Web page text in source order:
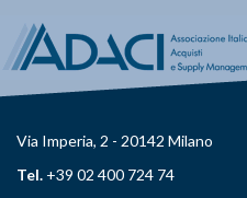
Via Imperia, 2 - 20142 Milano
Tel. +39 02 400 724 74